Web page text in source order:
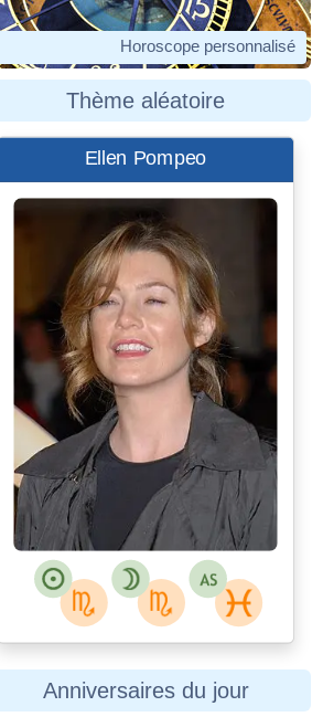
Horoscope personnalisé
Thème aléatoire
Ellen Pompeo
Anniversaires du jour